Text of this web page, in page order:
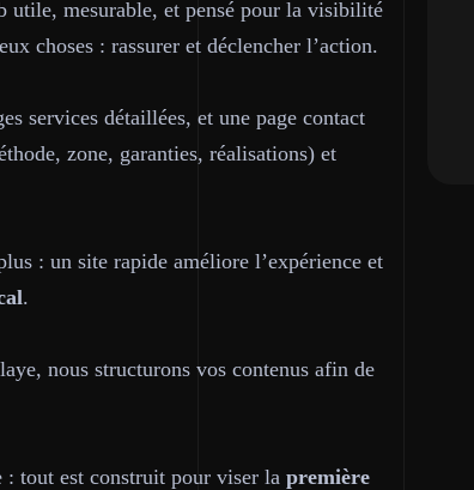
utile, mesurable, et pensé pour la visibilité
choses : rassurer et déclencher l’action.
services détaillées, et une page contact
zone, garanties, réalisations) et
: un site rapide améliore l’expérience et
.
nous structurons vos contenus afin de
: tout est construit pour viser la première